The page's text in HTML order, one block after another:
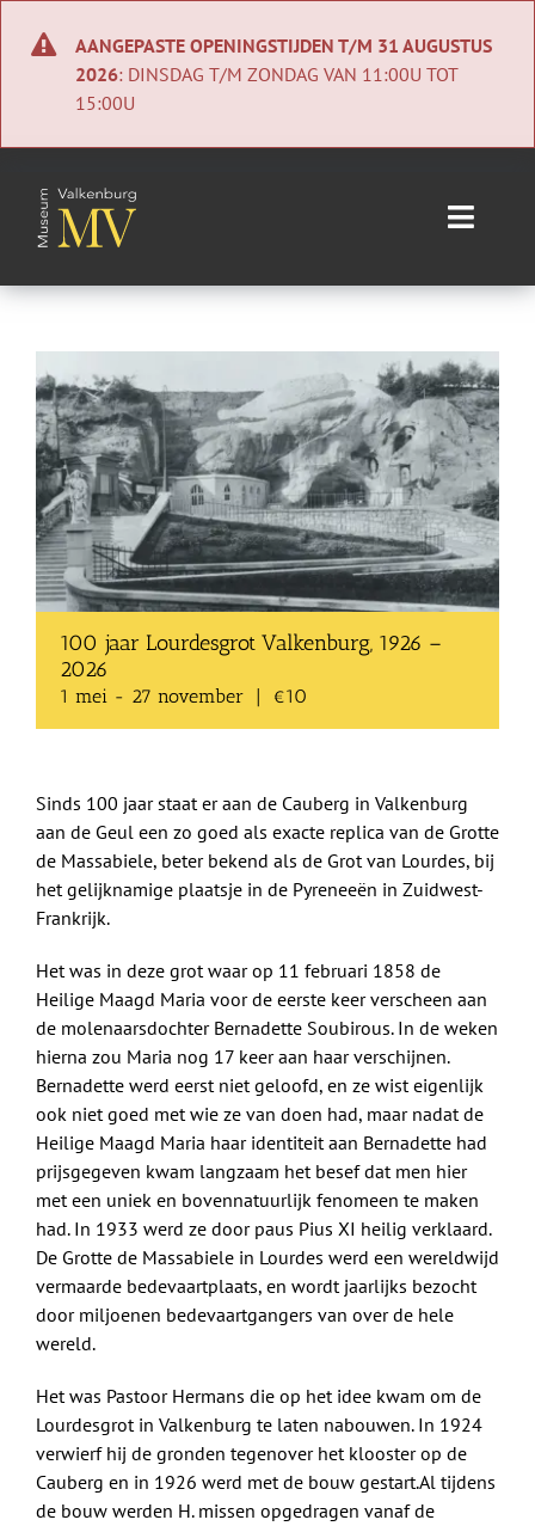
naar
AANGEPASTE OPENINGSTIJDEN T/M 31 AUGUSTUS
2026: DINSDAG T/M ZONDAG VAN 11:00U TOT
15:00U
Toggle
Home
Agenda
Collectie
Shop
Over Ons
BEZOEK
100 jaar Lourdesgrot Valkenburg, 1926 –
2026
1 mei - 27 november €10
Sinds 100 jaar staat er aan de Cauberg in Valkenburg
aan de Geul een zo goed als exacte replica van de Grotte
de Massabiele, beter bekend als de Grot van Lourdes, bij
het gelijknamige plaatsje in de Pyreneeën in Zuidwest-
Frankrijk.
Het was in deze grot waar op 11 februari 1858 de
Heilige Maagd Maria voor de eerste keer verscheen aan
de molenaarsdochter Bernadette Soubirous. In de weken
hierna zou Maria nog 17 keer aan haar verschijnen.
Bernadette werd eerst niet geloofd, en ze wist eigenlijk
ook niet goed met wie ze van doen had, maar nadat de
Heilige Maagd Maria haar identiteit aan Bernadette had
prijsgegeven kwam langzaam het besef dat men hier
met een uniek en bovennatuurlijk fenomeen te maken
had. In 1933 werd ze door paus Pius XI heilig verklaard.
De Grotte de Massabiele in Lourdes werd een wereldwijd
vermaarde bedevaartplaats, en wordt jaarlijks bezocht
door miljoenen bedevaartgangers van over de hele
wereld.
Het was Pastoor Hermans die op het idee kwam om de
Lourdesgrot in Valkenburg te laten nabouwen. In 1924
verwierf hij de gronden tegenover het klooster op de
Cauberg en in 1926 werd met de bouw gestart.Al tijdens
de bouw werden H. missen opgedragen vanaf de